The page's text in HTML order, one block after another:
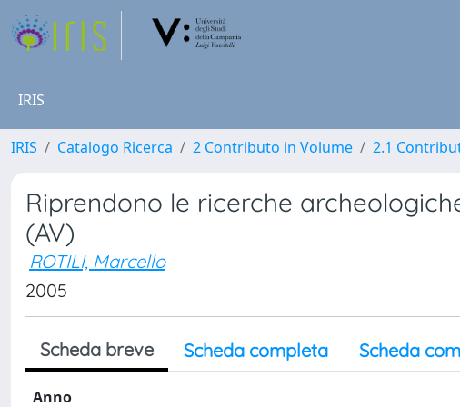
IRIS
IRIS Catalogo Ricerca 2 Contributo in Volume 2.1
Riprendono le ricerche
(AV)
ROTILI, Marcello
2005
Scheda breve Scheda completa Scheda
Anno